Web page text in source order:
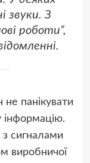
звуки. З
роботи”,
панікувати
інформацію.
з сигналами
виробничої